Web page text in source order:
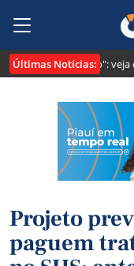
Últimas Notícias:
cria o "Pix Pensão": veja
Projeto
paguem